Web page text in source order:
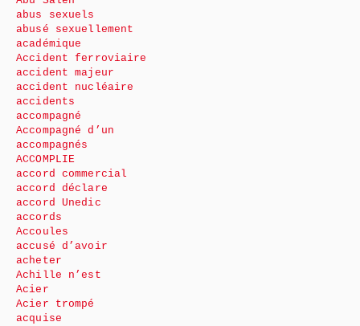
abus sexuels
abusé sexuellement
académique
Accident ferroviaire
accident majeur
accident nucléaire
accidents
accompagné
Accompagné d’un
accompagnés
ACCOMPLIE
accord commercial
accord déclare
accord Unedic
accords
Accoules
accusé d’avoir
acheter
Achille n’est
Acier
Acier trompé
acquise